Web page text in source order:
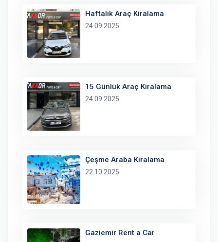
Haftalık Araç Kiralama
24.09.2025
15 Günlük Araç Kiralama
24.09.2025
Çeşme Araba Kiralama
22.10.2025
Gaziemir Rent a Car